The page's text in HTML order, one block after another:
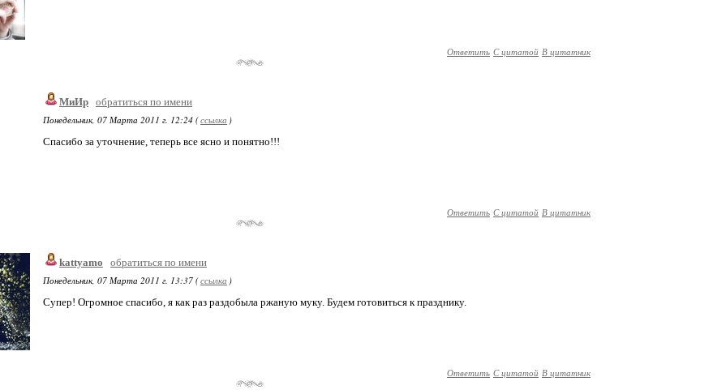
Ответить С цитатой В цитатник
МиИр обратиться по имени
Понедельник, 07 Марта 2011 г. 12:24 (ссылка )
Спасибо за уточнение, теперь все ясно и понятно!!!
Ответить С цитатой В цитатник
kattyamo
обратиться по имени
Понедельник, 07 Марта 2011 г. 13:37 (ссылка )
Супер! Огромное спасибо, я как раз раздобыла ржаную муку. Будем готовиться к празднику.
Ответить С цитатой В цитатник